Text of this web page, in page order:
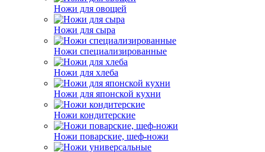
Ножи для овощей
Ножи для сыра
Ножи специализированные
Ножи для хлеба
Ножи для японской кухни
Ножи кондитерские
Ножи поварские, шеф-ножи